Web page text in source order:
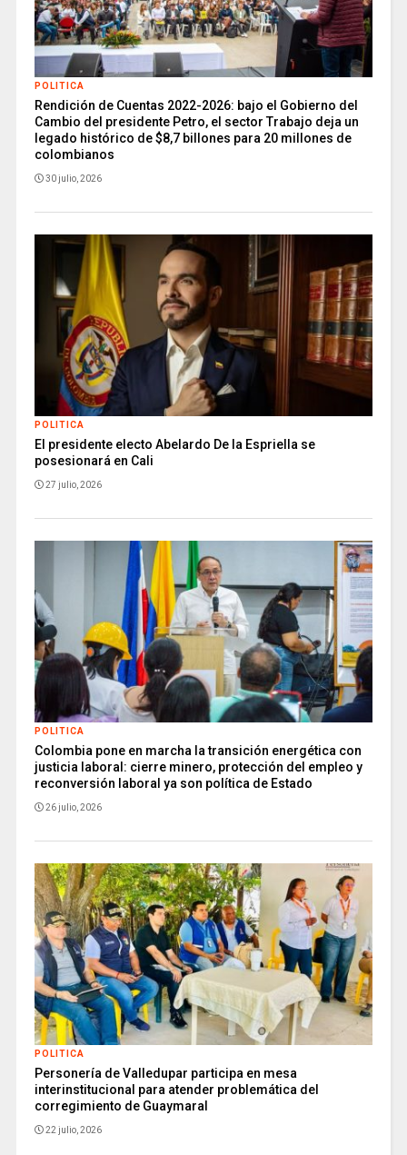
POLITICA
Rendición de Cuentas 2022-2026: bajo el Gobierno del
Cambio del presidente Petro, el sector Trabajo deja un
legado histórico de $8,7 billones para 20 millones de
colombianos
30 julio, 2026
POLITICA
El presidente electo Abelardo De la Espriella se
posesionará en Cali
27 julio, 2026
POLITICA
Colombia pone en marcha la transición energética con
justicia laboral: cierre minero, protección del empleo y
reconversión laboral ya son política de Estado
26 julio, 2026
POLITICA
Personería de Valledupar participa en mesa
interinstitucional para atender problemática del
corregimiento de Guaymaral
22 julio, 2026